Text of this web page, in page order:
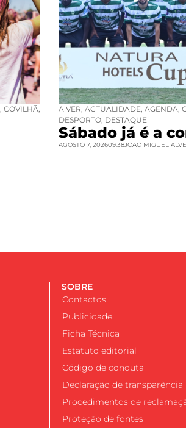
COVILHÃ A VER ACTUALIDADE AGENDA
DESPORTO DESTAQUE
Sábado já é a
AGOSTO 7, 202609:38JOAO MIGUEL
SOBRE
Contactos
Publicidade
Ficha Técnica
Estatuto editorial
Código de conduta
Declaração de transparência
Procedimentos de
Proteção de fontes